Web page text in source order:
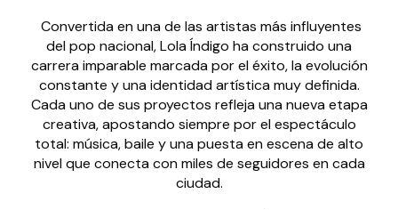
Convertida en una de las artistas más influyentes
del pop nacional, Lola Índigo ha construido una
carrera imparable marcada por el éxito, la evolución
constante y una identidad artística muy definida.
Cada uno de sus proyectos refleja una nueva etapa
creativa, apostando siempre por el espectáculo
total: música, baile y una puesta en escena de alto
nivel que conecta con miles de seguidores en cada
ciudad.